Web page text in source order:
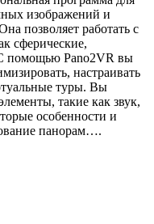
изображений и
позволяет работать с
сферические,
помощью Pano2VR вы
настраивать
туры. Вы
такие как звук,
особенности и
панорам….